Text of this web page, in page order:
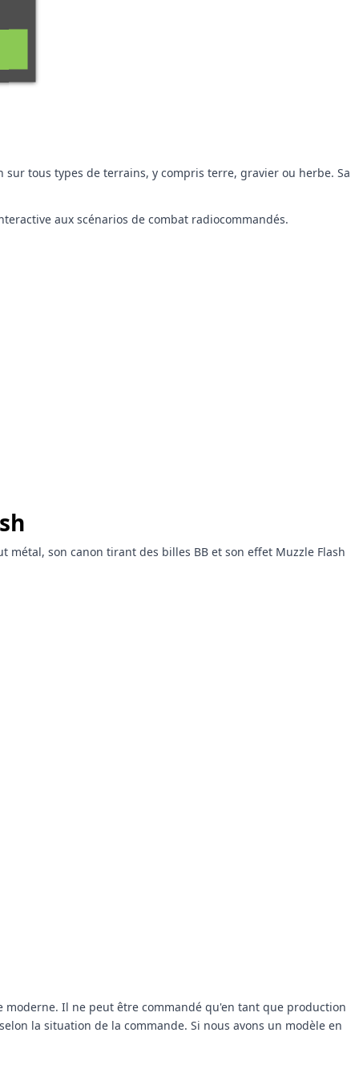
tous types de terrains, y compris terre, gravier ou herbe. Sa
aux scénarios de combat radiocommandés.
son canon tirant des billes BB et son effet Muzzle Flash
Il ne peut être commandé qu'en tant que production
la situation de la commande. Si nous avons un modèle en